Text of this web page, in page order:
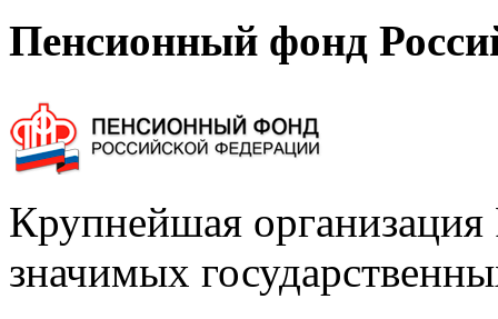
Пенсионный фонд
Крупнейшая
значимых